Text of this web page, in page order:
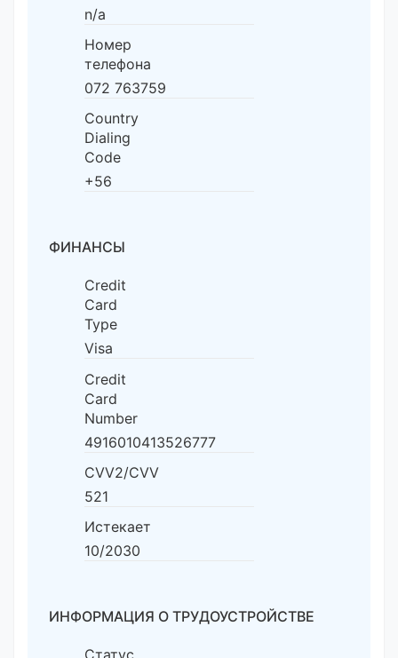
n/a
Номер
телефона
072 763759
Country
Dialing
Code
+56
ФИНАНСЫ
Credit
Card
Type
Visa
Credit
Card
Number
4916010413526777
CVV2/CVV
521
Истекает
10/2030
ИНФОРМАЦИЯ О ТРУДОУСТРОЙСТВЕ